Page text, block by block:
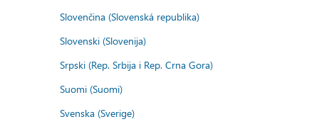
Slovenčina (Slovenská republika)
Slovenski (Slovenija)
Srpski (Rep. Srbija i Rep. Crna Gora)
Suomi (Suomi)
Svenska (Sverige)